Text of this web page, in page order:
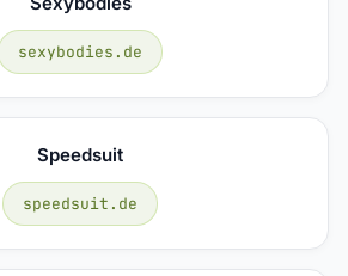
sexybodies.de
Speedsuit
speedsuit.de